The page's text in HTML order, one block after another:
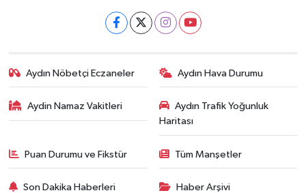
Aydın Nöbetçi Eczaneler Aydın Hava Durumu
Aydin Namaz Vakitleri
Aydın Trafik Yoğunluk
Haritası
Puan Durumu ve Fikstür Tüm Manşetler
Son Dakika Haberleri Haber Arşivi